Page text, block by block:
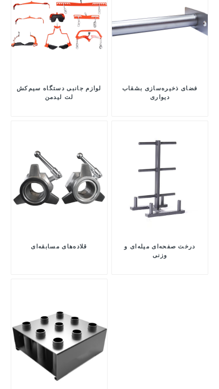
لوازم جانبی دستگاه سیم‌کش
لت لیدمن
فضای ذخیره‌سازی بشقاب
دیواری
قلاده‌های مسابقه‌ای
درخت صفحه‌ای میله‌ای و
وزنی